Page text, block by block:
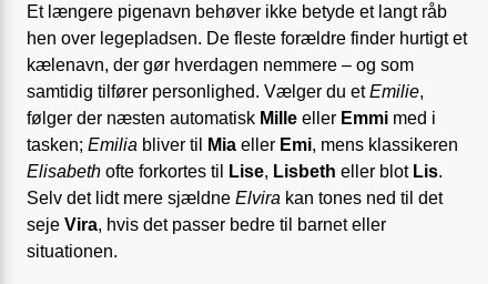
Et længere pigenavn behøver ikke betyde et langt råb
hen over legepladsen. De fleste forældre finder hurtigt et
kælenavn, der gør hverdagen nemmere – og som
samtidig tilfører personlighed. Vælger du etEmilie,
følger der næsten automatisk Mille eller Emmi med i
tasken; Emilia bliver til Mia eller Emi, mens klassikeren
Elisabeth ofte forkortes til Lise, Lisbeth eller blot Lis.
Selv det lidt mere sjældne Elvira kan tones ned til det
seje Vira, hvis det passer bedre til barnet eller
situationen.